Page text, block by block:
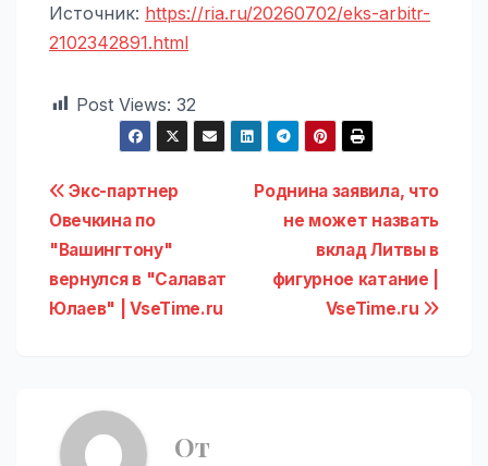
Источник: https://ria.ru/20260702/eks-arbitr-
2102342891.html
Post Views: 32
Навигация
по
записям
Роднина заявила, что
не может назвать
вклад Литвы в
фигурное катание |
VseTime.ru
Экс-партнер
Овечкина по
"Вашингтону"
вернулся в "Салават
Юлаев" | VseTime.ru
От